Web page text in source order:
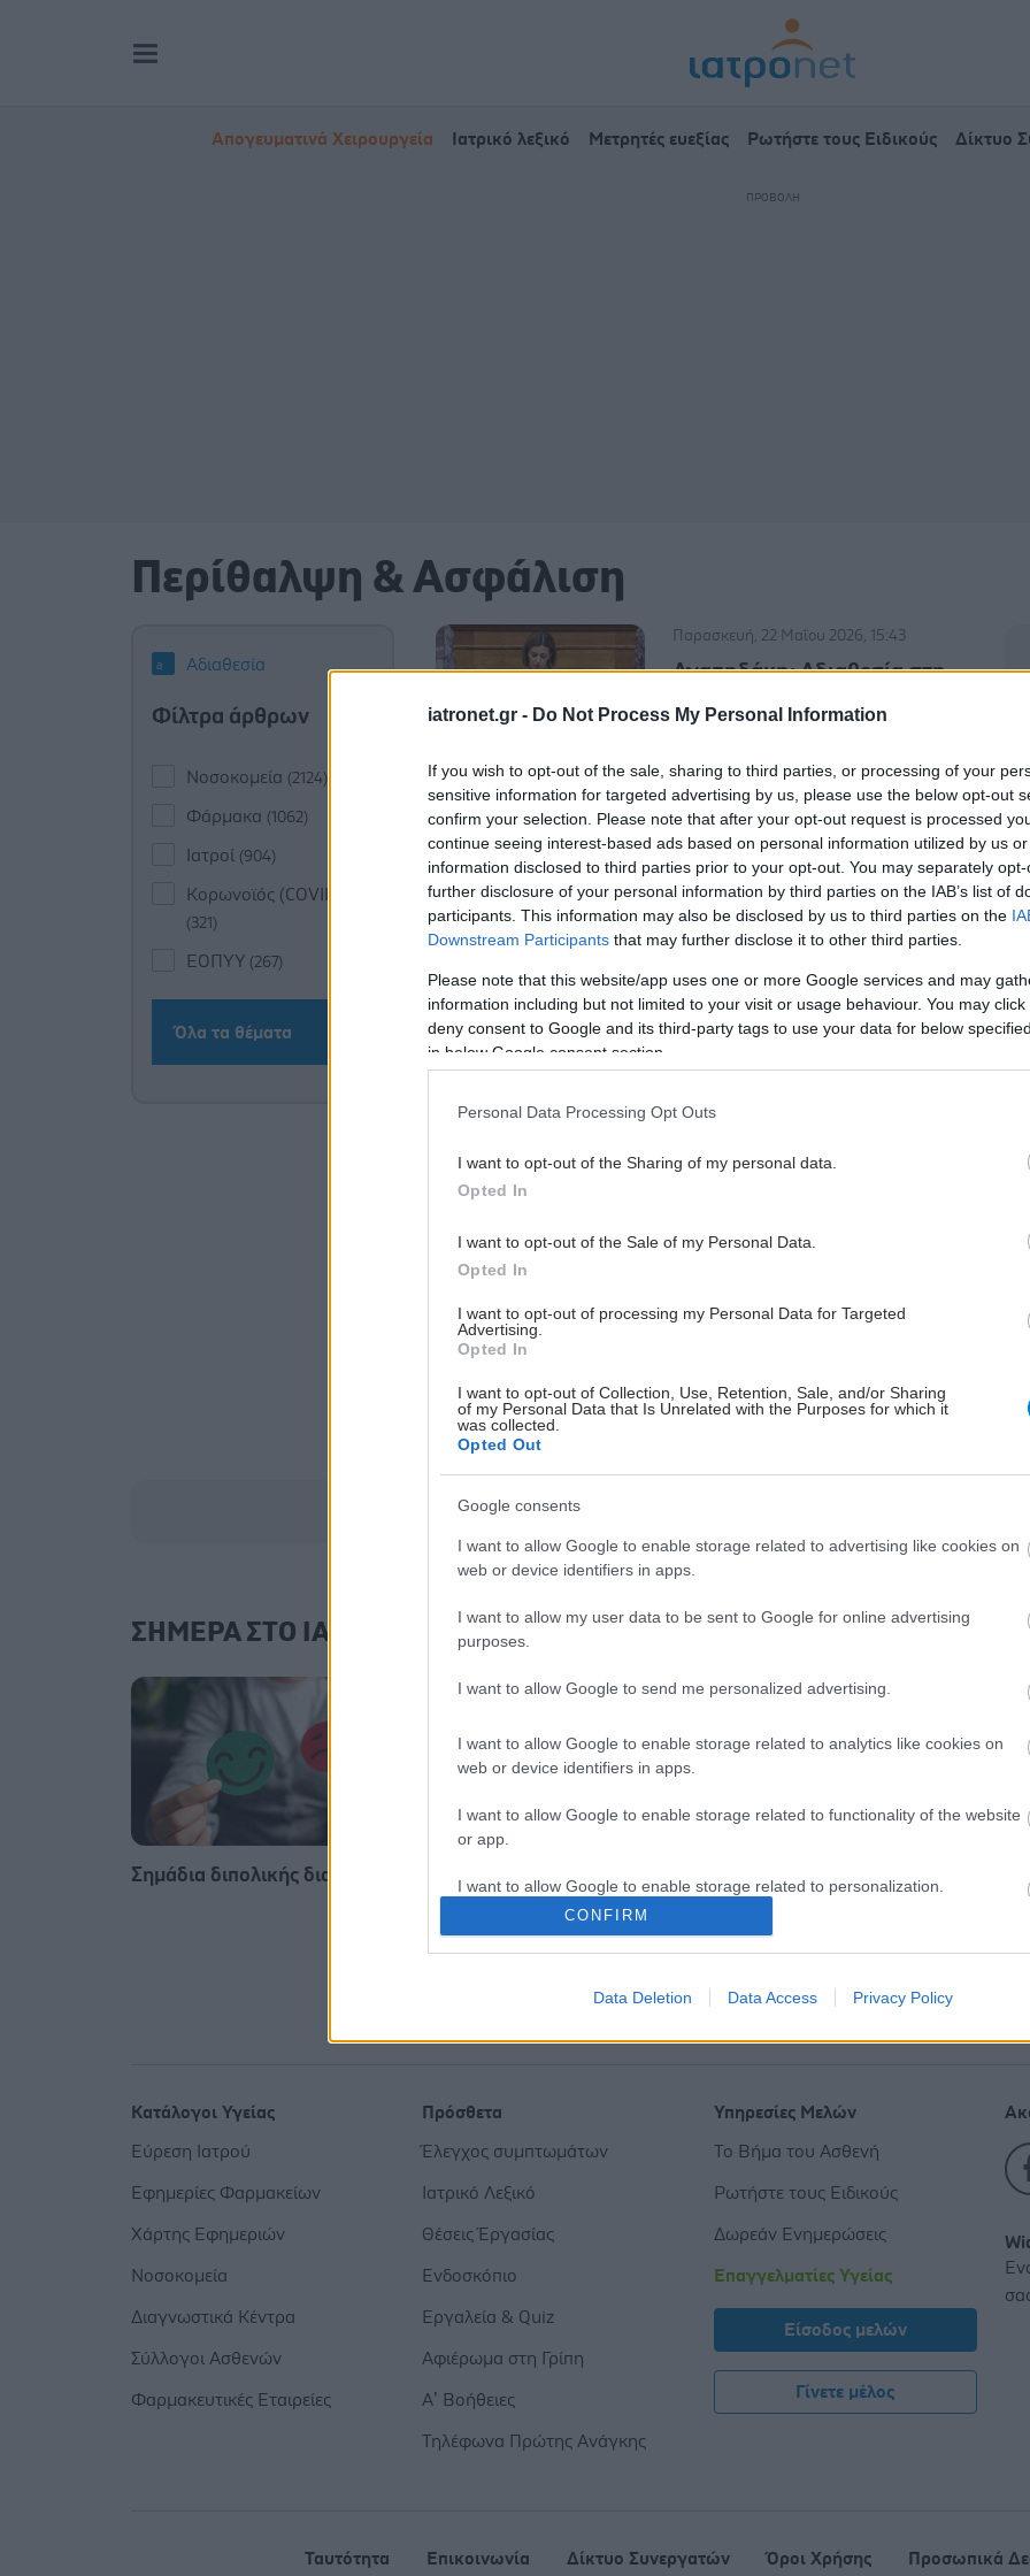
iatronet.gr - Do Not Process My Personal Information
If you wish to opt-out of the sale, sharing to third parties, or processing of your
sensitive information for targeted advertising by us, please use the below opt-out
confirm your selection. Please note that after your opt-out request is processed
continue seeing interest-based ads based on personal information utilized by us
information disclosed to third parties prior to your opt-out. You may separately
further disclosure of your personal information by third parties on the IAB’s list of
participants. This information may also be disclosed by us to third parties on the
Downstream Participants that may further disclose it to other third parties.
Please note that this website/app uses one or more Google services and may
information including but not limited to your visit or usage behaviour. You may
deny consent to Google and its third-party tags to use your data for below
in below Google consent section.
Personal Data Processing Opt Outs
I want to opt-out of the Sharing of my personal data.
Opted In
I want to opt-out of the Sale of my Personal Data.
Opted In
I want to opt-out of processing my Personal Data for Targeted
Advertising.
Opted In
I want to opt-out of Collection, Use, Retention, Sale, and/or Sharing
of my Personal Data that Is Unrelated with the Purposes for which it
was collected.
Opted Out
Google consents
I want to allow Google to enable storage related to advertising like cookies on
web or device identifiers in apps.
I want to allow my user data to be sent to Google for online advertising
purposes.
I want to allow Google to send me personalized advertising.
I want to allow Google to enable storage related to analytics like cookies on
web or device identifiers in apps.
I want to allow Google to enable storage related to functionality of the website
or app.
I want to allow Google to enable storage related to personalization.
I want to allow Google to enable storage related to security, including
CONFIRM
Data Deletion Data Access Privacy Policy
Απογευματινά Χειρουργεία Ιατρικό λεξικό Μετρητές ευεξίας Ρωτήστε τους Ειδικούς Δίκτυο
Περίθαλψη & Ασφάλιση
Αδιαθεσία
Φίλτρα άρθρων
Νοσοκομεία (2124)
Φάρμακα (1062)
Ιατροί (904)
Κορωνοϊός (COVID-19)
(321)
ΕΟΠΥΥ (267)
Όλα τα θέματα
Παρασκευή, 22 Μαΐου 2026, 15:43
Αγαπηδάκη: Αδιαθεσία στη
νοσοκομείο "Ευαγγελισμός"
Δεν συντρέχει λόγος ανησυχίας,
σύμφωνα με ενημέρωση από το
υπουργείο Υγείας.
Δευτέρα, 09 Μαΐου 2011, 08:15
Στο νοσοκομείο
Παπανδρέου
Στο νοσοκομείο 'Ευαγγελισμός'
από μία αδιαθεσία που είχε στο
ΣΗΜΕΡΑ ΣΤΟ IATRONET.GR
Σημάδια διπολικής διαταραχής Φυτικές ίνες και οι μορφές τους
Αδ. Γεωργιάδης στη Ρόδο:
ενάμιση χρόνο, το
για την αντιμετώπιση των
προσωπικού
Κατάλογοι Υγείας
Εύρεση Ιατρού
Εφημερίες Φαρμακείων
Χάρτης Εφημεριών
Νοσοκομεία
Διαγνωστικά Κέντρα
Σύλλογοι Ασθενών
Φαρμακευτικές Εταιρείες
Πρόσθετα
Έλεγχος συμπτωμάτων
Ιατρικό Λεξικό
Θέσεις Έργασίας
Ενδοσκόπιο
Εργαλεία & Quiz
Αφιέρωμα στη Γρίπη
Α’ Βοήθειες
Τηλέφωνα Πρώτης Ανάγκης
Υπηρεσίες Μελών
Το Βήμα του Ασθενή
Ρωτήστε τους Ειδικούς
Δωρεάν Ενημερώσεις
Επαγγελματίες Υγείας
Είσοδος μελών
Γίνετε μέλος
Ταυτότητα Επικοινωνία Δίκτυο Συνεργατών Όροι Χρήσης Προσωπικά